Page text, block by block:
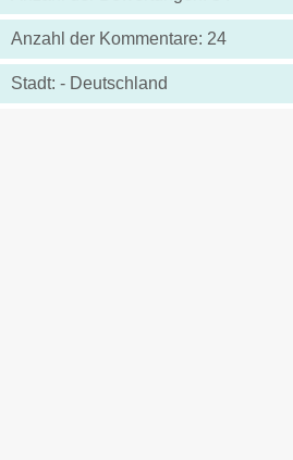
Anzahl der Kommentare: 24
Stadt: - Deutschland